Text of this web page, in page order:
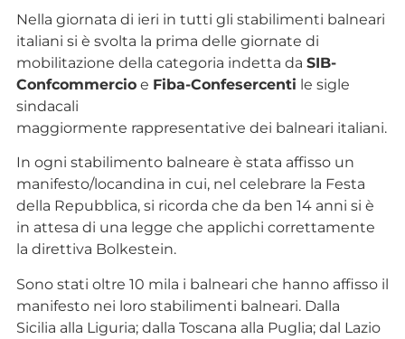
Nella giornata di ieri in tutti gli stabilimenti balneari
italiani si è svolta la prima delle giornate di
mobilitazione della categoria indetta da SIB-
Confcommercioe Fiba-Confesercenti le sigle
sindacali
maggiormente rappresentative dei balneari italiani.
In ogni stabilimento balneare è stata affisso un
manifesto/locandina in cui, nel celebrare la Festa
della Repubblica, si ricorda che da ben 14 anni si è
in attesa di una legge che applichi correttamente
la direttiva Bolkestein.
Sono stati oltre 10 mila i balneari che hanno affisso il
manifesto nei loro stabilimenti balneari. Dalla
Sicilia alla Liguria; dalla Toscana alla Puglia; dal Lazio